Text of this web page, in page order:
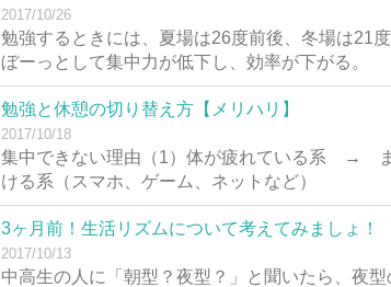
2017/10/26
勉強するときには、夏場は26度前後、冬場は21
ぼーっとして集中力が低下し、効率が下がる。
勉強と休憩の切り替え方【メリハリ】
2017/10/18
集中できない理由（1）体が疲れている系 → ま
ける系（スマホ、ゲーム、ネットなど）
3ヶ月前！生活リズムについて考えてみましょ！
2017/10/13
中高生の人に「朝型？夜型？」と聞いたら、夜